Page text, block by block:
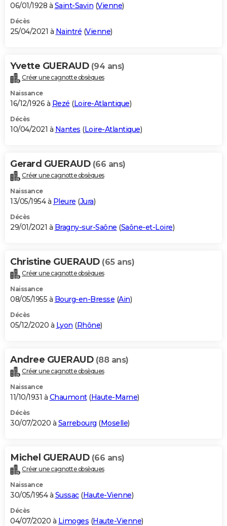
06/01/1928 à Saint-Savin (Vienne)
Décès
25/04/2021 à Naintré (Vienne)
Yvette GUERAUD (94 ans)
Créer une cagnotte obsèques
Naissance
16/12/1926 à Rezé (Loire-Atlantique)
Décès
10/04/2021 à Nantes (Loire-Atlantique)
Gerard GUERAUD (66 ans)
Créer une cagnotte obsèques
Naissance
13/05/1954 à Pleure (Jura)
Décès
29/01/2021 à Bragny-sur-Saône (Saône-et-Loire)
Christine GUERAUD (65 ans)
Créer une cagnotte obsèques
Naissance
08/05/1955 à Bourg-en-Bresse (Ain)
Décès
05/12/2020 à Lyon (Rhône)
Andree GUERAUD (88 ans)
Créer une cagnotte obsèques
Naissance
11/10/1931 à Chaumont(Haute-Marne)
Décès
30/07/2020 à Sarrebourg (Moselle)
Michel GUERAUD (66 ans)
Créer une cagnotte obsèques
Naissance
30/05/1954 à Sussac(Haute-Vienne)
Décès
04/07/2020 à Limoges (Haute-Vienne)